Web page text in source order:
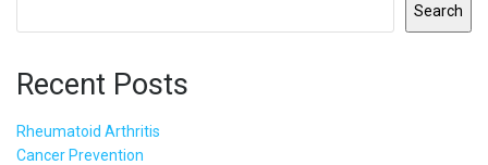
Search
Recent Posts
Rheumatoid Arthritis
Cancer Prevention